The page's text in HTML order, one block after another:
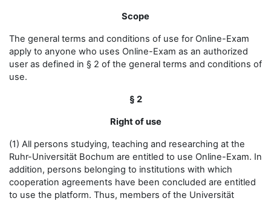
Scope
The general terms and conditions of use for Online-Exam
apply to anyone who uses Online-Exam as an authorized
user as defined in § 2 of the general terms and conditions of
use.
§ 2
Right of use
(1) All persons studying, teaching and researching at the
Ruhr-Universität Bochum are entitled to use Online-Exam. In
addition, persons belonging to institutions with which
cooperation agreements have been concluded are entitled
to use the platform. Thus, members of the Universität